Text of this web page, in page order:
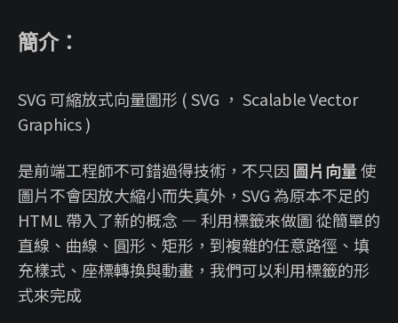
簡介：
SVG 可縮放式向量圖形 ( SVG ， Scalable Vector
Graphics )
是前端工程師不可錯過得技術，不只因 圖片向量使
圖片不會因放大縮小而失真外，SVG 為原本不足的
HTML 帶入了新的概念 — 利用標籤來做圖 從簡單的
直線、曲線、圓形、矩形，到複雜的任意路徑、填
充樣式、座標轉換與動畫，我們可以利用標籤的形
式來完成